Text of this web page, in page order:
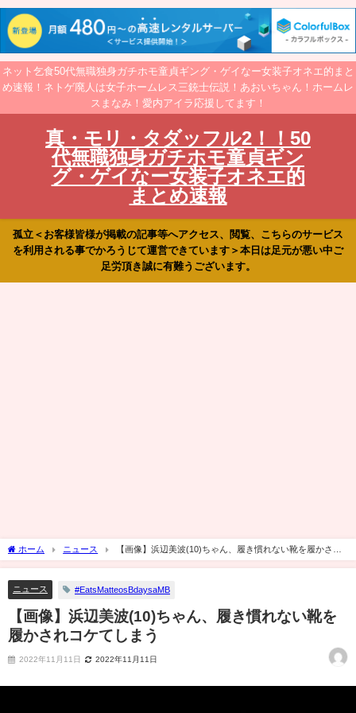
ネット乞食50代無職独身ガチホモ童貞ギング・ゲイなー女装子オネエ的まと
め速報！ネトゲ廃人は女子ホームレス三銃士伝説！あおいちゃん！ホームレ
スまなみ！愛内アイラ応援してます！
真・モリ・タダッフル2！！50
代無職独身ガチホモ童貞ギン
グ・ゲイなー女装子オネエ的
まとめ速報
孤立＜お客様皆様が掲載の記事等へアクセス、閲覧、こちらのサービス
を利用される事でかろうじて運営できています＞本日は足元が悪い中ご
足労頂き誠に有難うございます。
ホーム ニュース
【画像】浜辺美波(10)ちゃん、履き慣れない靴を履かされ
コケてしまう
ニュース #EatsMatteosBdaysaMB
【画像】浜辺美波(10)ちゃん、履き慣れない靴を
履かされコケてしまう
2022年11月11日 2022年11月11日